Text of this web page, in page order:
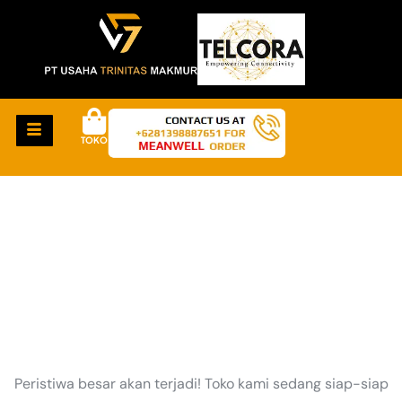
TOKO
Peristiwa besar akan terjadi! Toko kami sedang siap-siap